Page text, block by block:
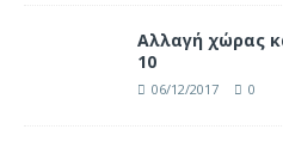
Αλλαγή χώρας
10
06/12/2017 0